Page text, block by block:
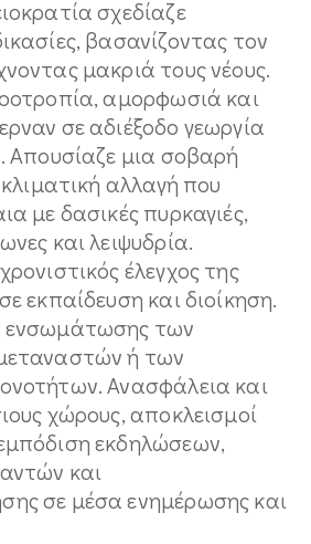
σχεδίαζε
βασανίζοντας τον
μακριά τους νέους.
αμορφωσιά και
σε αδιέξοδο γεωργία
Απουσίαζε μια σοβαρή
αλλαγή που
με δασικές πυρκαγιές,
και λειψυδρία.
έλεγχος της
εκπαίδευση και διοίκηση.
ενσωμάτωσης των
ή των
Ανασφάλεια και
χώρους, αποκλεισμοί
εκδηλώσεων,
και
σε μέσα ενημέρωσης και